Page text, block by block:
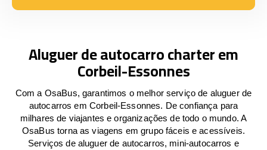
Aluguer de autocarro charter em
Corbeil-Essonnes
Com a OsaBus, garantimos o melhor serviço de aluguer de
autocarros em Corbeil-Essonnes. De confiança para
milhares de viajantes e organizações de todo o mundo. A
OsaBus torna as viagens em grupo fáceis e acessíveis.
Serviços de aluguer de autocarros, mini-autocarros e